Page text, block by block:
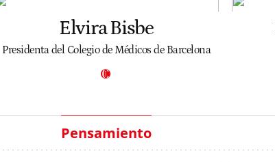
Elvira Bisbe
Presidenta del Colegio de Médicos de Barcelona
Pensamiento